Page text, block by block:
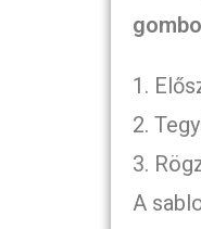
1.
2.
3.
A